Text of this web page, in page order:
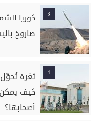
3
كوريا
صاروخ
4
ثغرة
كيف
أصحابها؟